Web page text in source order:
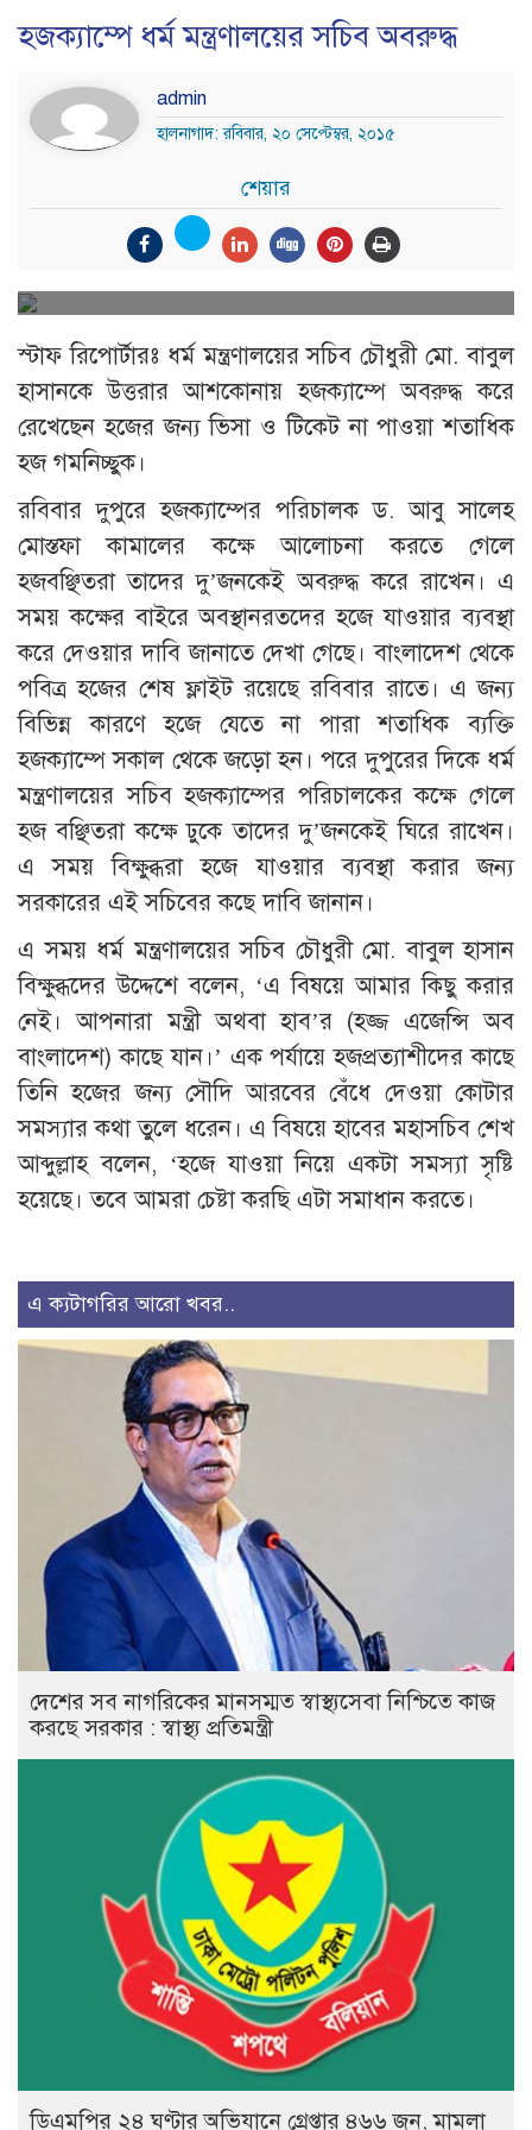
হজক্যাম্পে ধর্ম মন্ত্রণালয়ের সচিব অবরুদ্ধ
admin
হালনাগাদ: রবিবার, ২০ সেপ্টেম্বর, ২০১৫
শেয়ার
স্টাফ রিপোর্টারঃ ধর্ম মন্ত্রণালয়ের সচিব চৌধুরী মো. বাবুল
হাসানকে উত্তরার আশকোনায় হজক্যাম্পে অবরুদ্ধ করে
রেখেছেন হজের জন্য ভিসা ও টিকেট না পাওয়া শতাধিক
হজ গমনিচ্ছুক।
রবিবার দুপুরে হজক্যাম্পের পরিচালক ড. আবু সালেহ
মোস্তফা কামালের কক্ষে আলোচনা করতে গেলে
হজবঞ্ছিতরা তাদের দু’জনকেই অবরুদ্ধ করে রাখেন। এ
সময় কক্ষের বাইরে অবস্থানরতদের হজে যাওয়ার ব্যবস্থা
করে দেওয়ার দাবি জানাতে দেখা গেছে। বাংলাদেশ থেকে
পবিত্র হজের শেষ ফ্লাইট রয়েছে রবিবার রাতে। এ জন্য
বিভিন্ন কারণে হজে যেতে না পারা শতাধিক ব্যক্তি
হজক্যাম্পে সকাল থেকে জড়ো হন। পরে দুপুরের দিকে ধর্ম
মন্ত্রণালয়ের সচিব হজক্যাম্পের পরিচালকের কক্ষে গেলে
হজ বঞ্ছিতরা কক্ষে ঢুকে তাদের দু’জনকেই ঘিরে রাখেন।
এ সময় বিক্ষুব্ধরা হজে যাওয়ার ব্যবস্থা করার জন্য
সরকারের এই সচিবের কছে দাবি জানান।
এ সময় ধর্ম মন্ত্রণালয়ের সচিব চৌধুরী মো. বাবুল হাসান
বিক্ষুব্ধদের উদ্দেশে বলেন, ‘এ বিষয়ে আমার কিছু করার
নেই। আপনারা মন্ত্রী অথবা হাব’র (হজ্জ এজেন্সি অব
বাংলাদেশ) কাছে যান।’ এক পর্যায়ে হজপ্রত্যাশীদের কাছে
তিনি হজের জন্য সৌদি আরবের বেঁধে দেওয়া কোটার
সমস্যার কথা তুলে ধরেন। এ বিষয়ে হাবের মহাসচিব শেখ
আব্দুল্লাহ বলেন, ‘হজে যাওয়া নিয়ে একটা সমস্যা সৃষ্টি
হয়েছে। তবে আমরা চেষ্টা করছি এটা সমাধান করতে।
এ ক্যটাগরির আরো খবর..
দেশের সব নাগরিকের মানসম্মত স্বাস্থ্যসেবা নিশ্চিতে কাজ
করছে সরকার : স্বাস্থ্য প্রতিমন্ত্রী
ডিএমপির ২৪ ঘণ্টার অভিযানে গ্রেপ্তার ৪৬৬ জন, মামলা